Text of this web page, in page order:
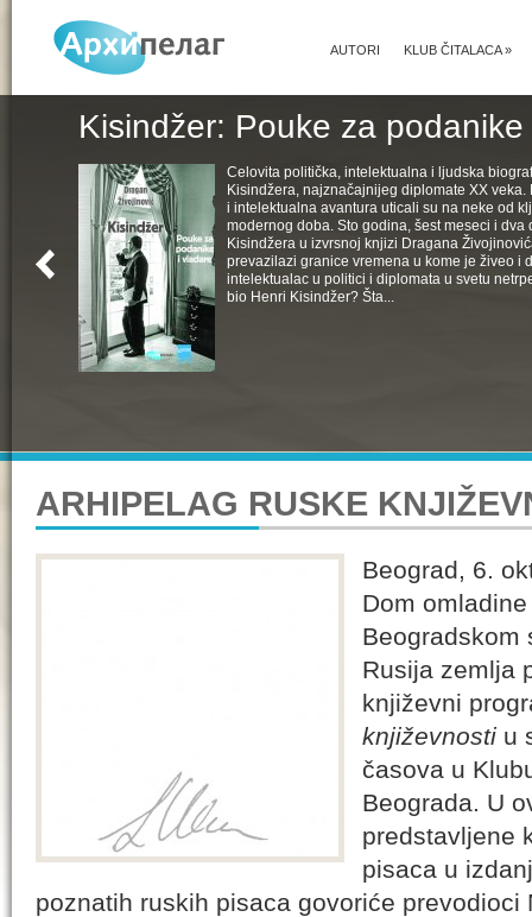
KLUB ČITALACA»
AUTORI
Kisindžer: Pouke za
Celovita politička, intelektualna i ljudska
Kisindžera, najznačajnijeg diplomate XX
i intelektualna avantura uticali su na neke od
modernog doba. Sto godina, šest meseci i dva
Kisindžera u izvrsnoj knjizi Dragana
prevazilazi granice vremena u kome je živeo i
intelektualac u politici i diplomata u svetu
bio Henri Kisindžer? Šta...
ARHIPELAG RUSKE
Beograd, 6.
Dom
Beogradskom
Rusija zemlja
književni
književnosti u
časova u
Beograda. U
predstavljene
pisaca u
poznatih ruskih pisaca govoriće prevodioci